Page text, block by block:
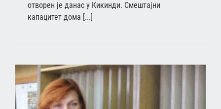
отворен је данас у Кикинди. Смештајни
капацитет дома [...]